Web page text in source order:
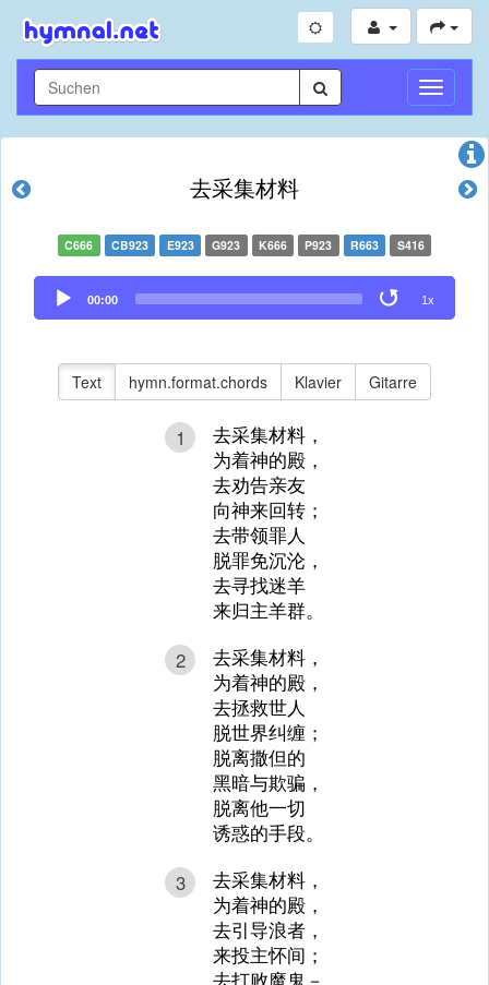
去采集材料
C666 CB923 E923 G923 K666 P923 R663 S416
Audio
Player
00:00 1x
Text hymn.format.chords Klavier Gitarre
1
去采集材料，
为着神的殿，
去劝告亲友
向神来回转；
去带领罪人
脱罪免沉沦，
去寻找迷羊
来归主羊群。
2
去采集材料，
为着神的殿，
去拯救世人
脱世界纠缠；
脱离撒但的
黑暗与欺骗，
脱离他一切
诱惑的手段。
3
去采集材料，
为着神的殿，
去引导浪者，
来投主怀间；
去打败魔鬼－